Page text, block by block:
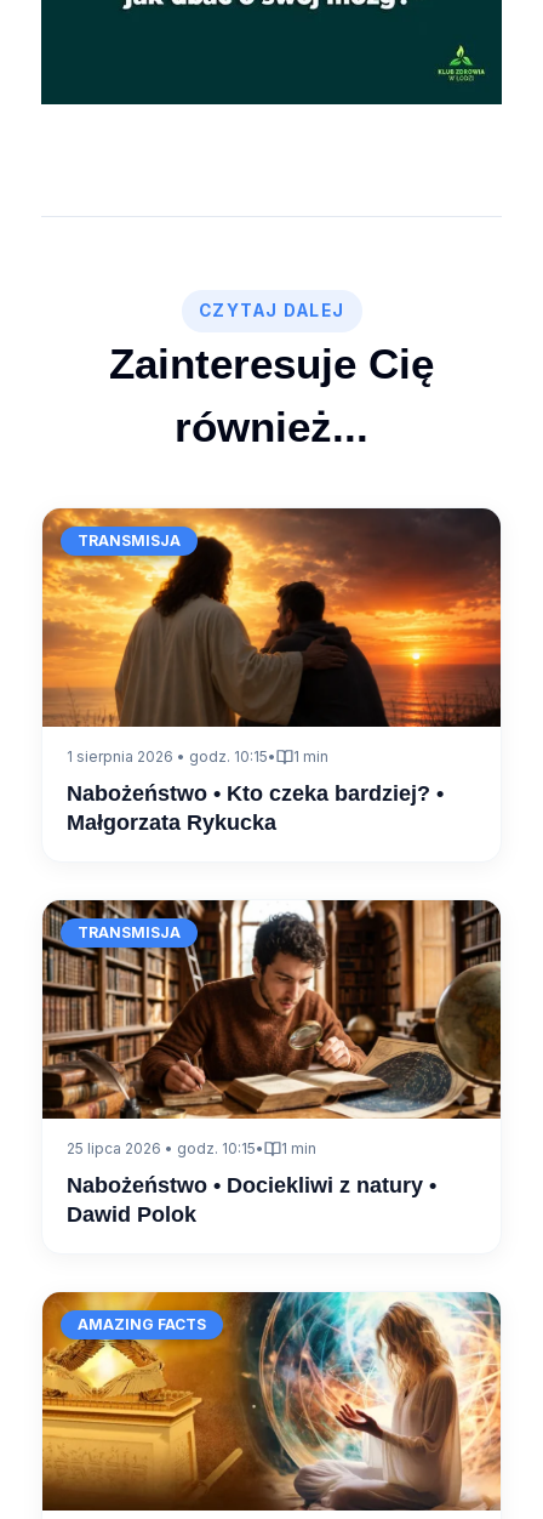
CZYTAJ DALEJ
Zainteresuje Cię
również...
TRANSMISJA
1 sierpnia 2026 • godz. 10:15• 1 min
Nabożeństwo • Kto czeka bardziej? •
Małgorzata Rykucka
TRANSMISJA
25 lipca 2026 • godz. 10:15• 1 min
Nabożeństwo • Dociekliwi z natury •
Dawid Polok
AMAZING FACTS